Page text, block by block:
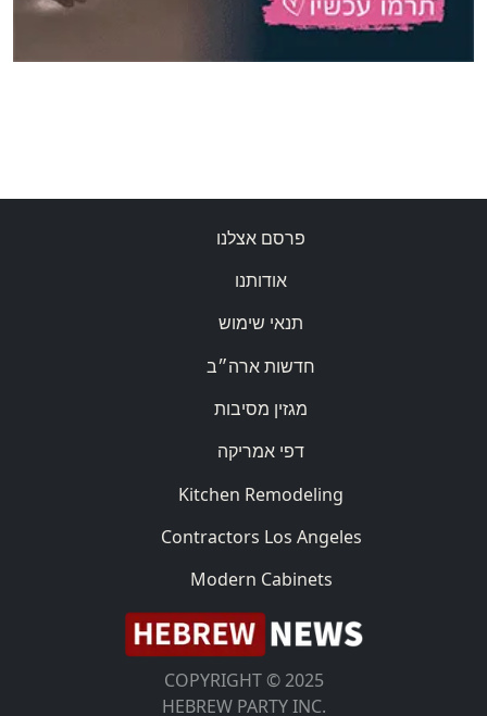
פרסם אצלנו
אודותנו
תנאי שימוש
חדשות ארה״ב
מגזין מסיבות
דפי אמריקה
Kitchen Remodeling
Contractors Los Angeles
Modern Cabinets
COPYRIGHT © 2025
HEBREW PARTY INC.